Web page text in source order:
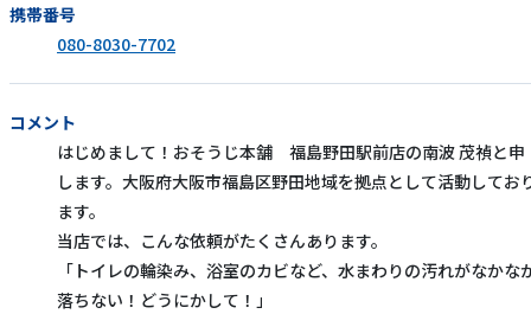
携帯番号
080-8030-7702
コメント
はじめまして！おそうじ本舗 福島野田駅前店の南波 茂禎と申
します。大阪府大阪市福島区野田地域を拠点として活動してお
ます。
当店では、こんな依頼がたくさんあります。
「トイレの輪染み、浴室のカビなど、水まわりの汚れがなかな
落ちない！どうにかして！」